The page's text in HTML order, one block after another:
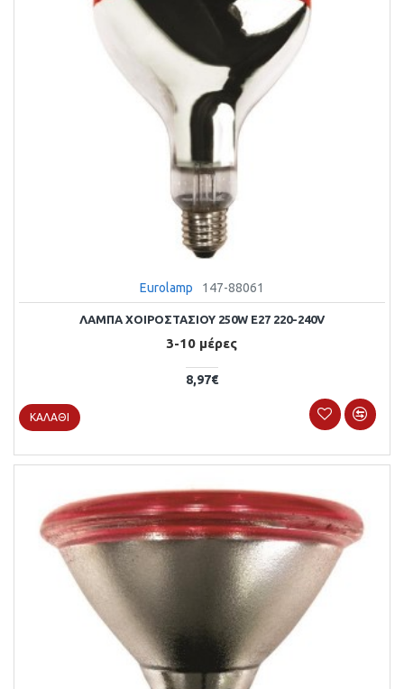
Eurolamp 147-88061
ΛΑΜΠΑ ΧΟΙΡΟΣΤΑΣΙΟΥ 250W E27 220-240V
3-10 μέρες
8,97€
ΚΑΛΆΘΙ